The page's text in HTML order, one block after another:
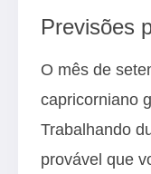
Previsões
O mês de
capricorniano
Trabalhando
provável que